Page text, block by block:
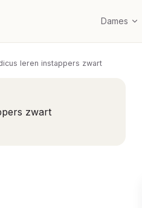
Dames
leren instappers zwart